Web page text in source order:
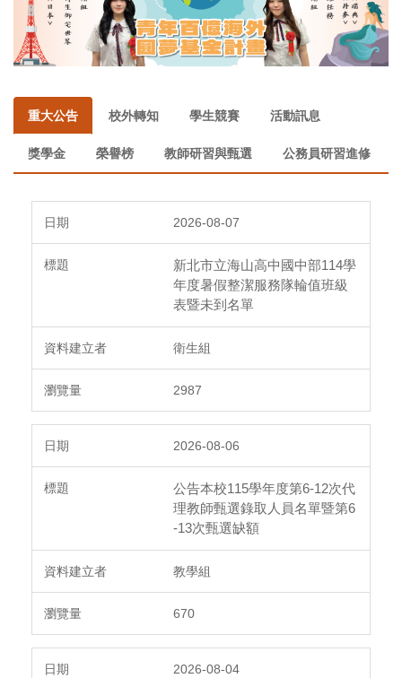
重大公告 校外轉知 學生競賽 活動訊息
獎學金 榮譽榜 教師研習與甄選 公務員研習進修
2026-08-07
新北市立海山高中國中部114學
年度暑假整潔服務隊輪值班級
表暨未到名單
衛生組
2987
2026-08-06
公告本校115學年度第6-12次代
理教師甄選錄取人員名單暨第6
-13次甄選缺額
教學組
670
2026-08-04